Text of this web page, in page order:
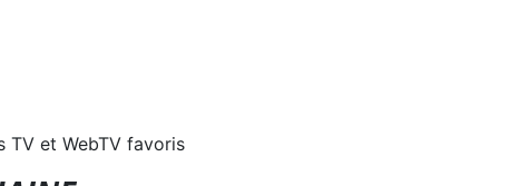
TV et WebTV favoris